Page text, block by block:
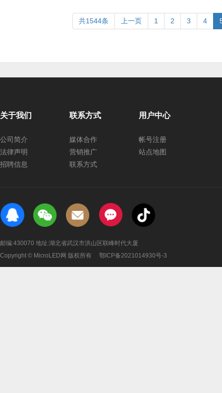
共1544条 上一页 1 2 3 4
关于我们
公司简介
法律声明
招聘信息
联系方式
媒体合作
营销推广
联系方式
用户中心
帐号注册
站点地图
邮编:430070 地址:湖北省武汉市洪山区联峰时代大厦
Copyright © MicroLED网 版权所有 鄂ICP备2021014930号-3